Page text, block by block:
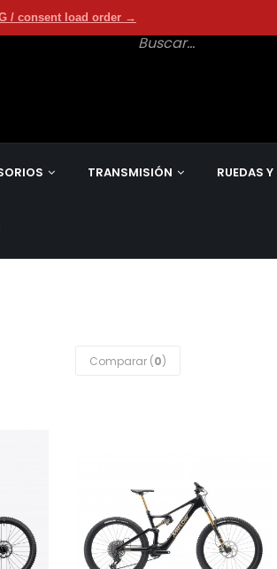
/ consent load order →
TRANSMISIÓN RUEDAS
Comparar (0)